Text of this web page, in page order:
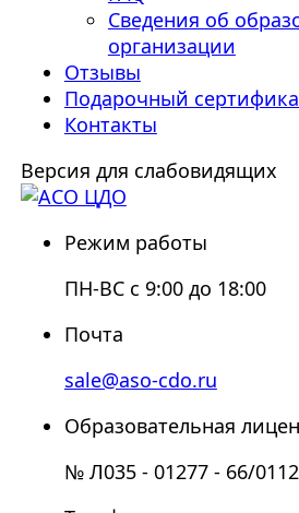
Сведения об
организации
Отзывы
Подарочный
Контакты
Версия для слабовидящих
Режим работы
ПН-ВС с 9:00 до 18:00
Почта
sale@aso-cdo.ru
Образовательная
№ Л035 - 01277 - 66/